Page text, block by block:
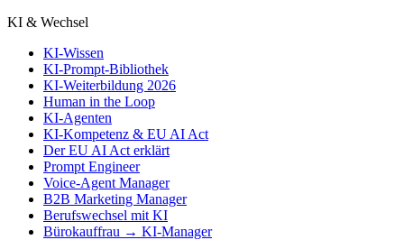
KI & Wechsel
KI-Wissen
KI-Prompt-Bibliothek
KI-Weiterbildung 2026
Human in the Loop
KI-Agenten
KI-Kompetenz & EU AI Act
Der EU AI Act erklärt
Prompt Engineer
Voice-Agent Manager
B2B Marketing Manager
Berufswechsel mit KI
Bürokauffrau → KI-Manager